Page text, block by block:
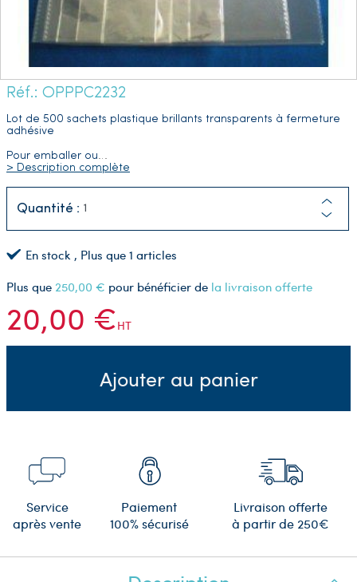
Réf.: OPPPC2232
Lot de 500 sachets plastique brillants transparents à fermeture
adhésive
Pour emballer ou…
> Description complète
Quantité :
En stock , Plus que 1 articles
Plus que 250,00 € pour bénéficier de la livraison offerte
20,00 €HT
Ajouter au panier
Service
après vente
Paiement
100% sécurisé
Livraison offerte
à partir de 250€